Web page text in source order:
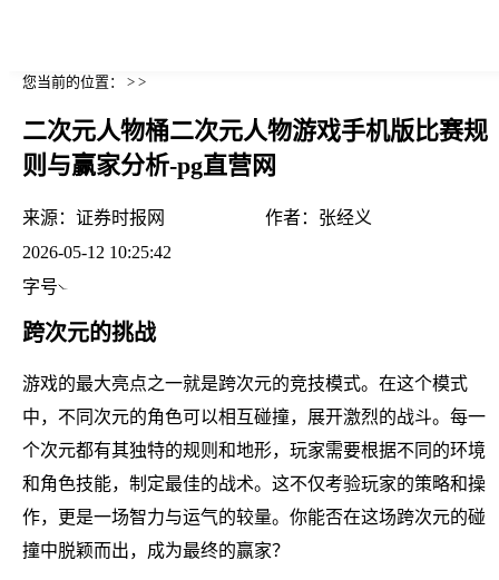
您当前的位置： > >
二次元人物桶二次元人物游戏手机版比赛规
则与赢家分析-pg直营网
来源： 证券时报网 作者： 张经义
2026-05-12 10:25:42
字号
跨次元的挑战
游戏的最大亮点之一就是跨次元的竞技模式。在这个模式
中，不同次元的角色可以相互碰撞，展开激烈的战斗。每一
个次元都有其独特的规则和地形，玩家需要根据不同的环境
和角色技能，制定最佳的战术。这不仅考验玩家的策略和操
作，更是一场智力与运气的较量。你能否在这场跨次元的碰
撞中脱颖而出，成为最终的赢家？